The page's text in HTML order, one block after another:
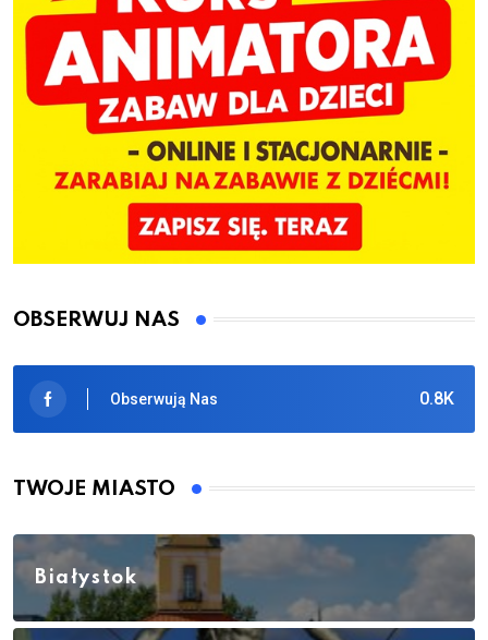
OBSERWUJ NAS
0.8K
Obserwują Nas
TWOJE MIASTO
Białystok